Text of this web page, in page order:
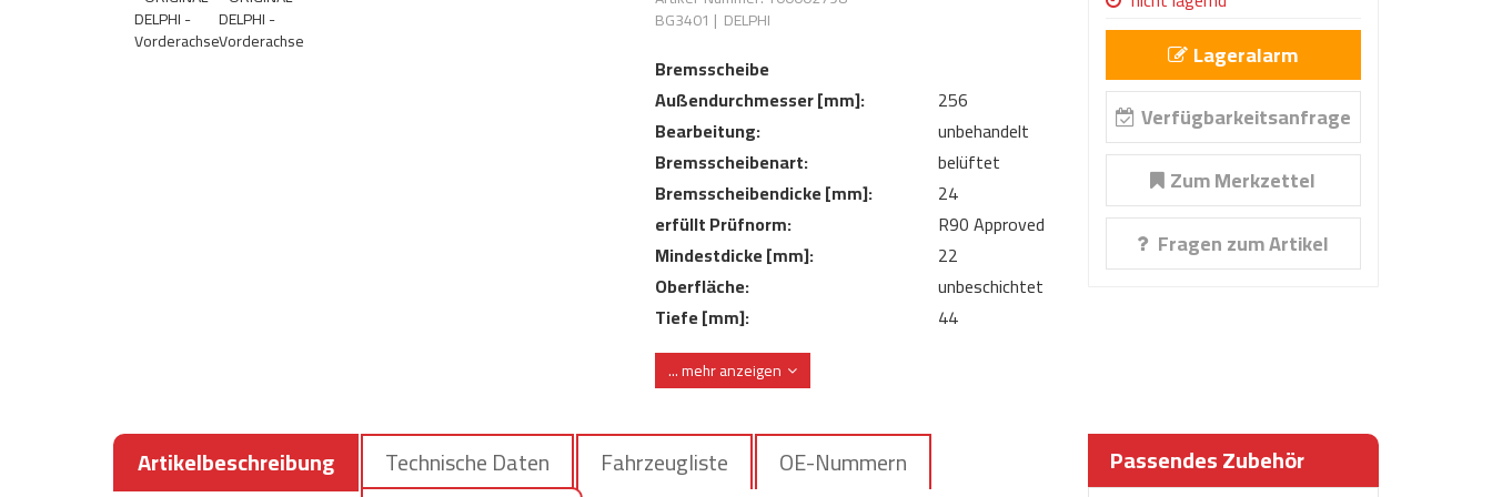
BG3401 | DELPHI
Bremsscheibe
Außendurchmesser [mm]:
256
Bearbeitung:
unbehandelt
Bremsscheibenart:
belüftet
Bremsscheibendicke [mm]:
24
erfüllt Prüfnorm:
R90 Approved
Mindestdicke [mm]:
22
Oberfläche:
unbeschichtet
Tiefe [mm]:
44
Zentrierungsdurchmesser [mm]:
... mehr anzeigen
Lageralarm
Verfügbarkeitsanfrage
Zum Merkzettel
Fragen zum Artikel
Artikelbeschreibung Technische Daten Fahrzeugliste
OE-Nummern
Passendes Zubehör